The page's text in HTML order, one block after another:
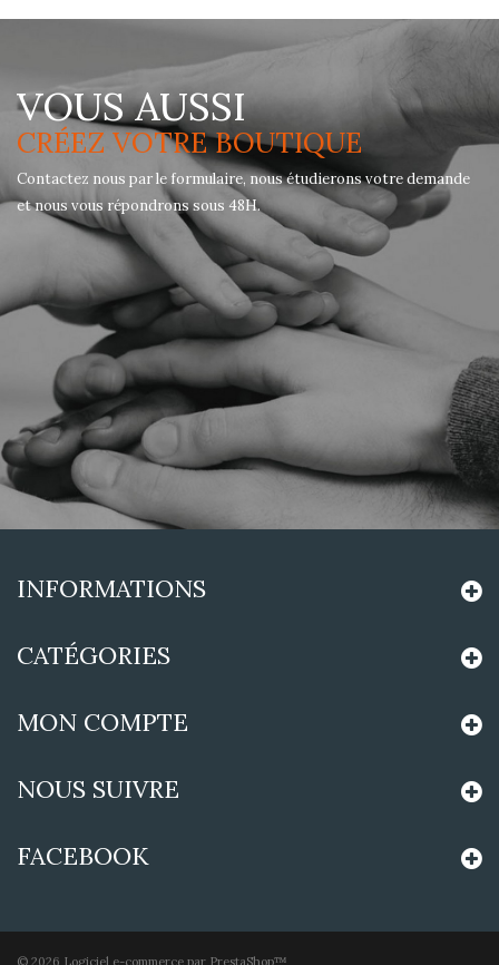
VOUS AUSSI
CRÉEZ VOTRE BOUTIQUE
Contactez nous par le formulaire, nous étudierons votre demande
et nous vous répondrons sous 48H.
INFORMATIONS
© 2026 Logiciel e-commerce par PrestaShop™
CATÉGORIES
MON COMPTE
NOUS SUIVRE
FACEBOOK